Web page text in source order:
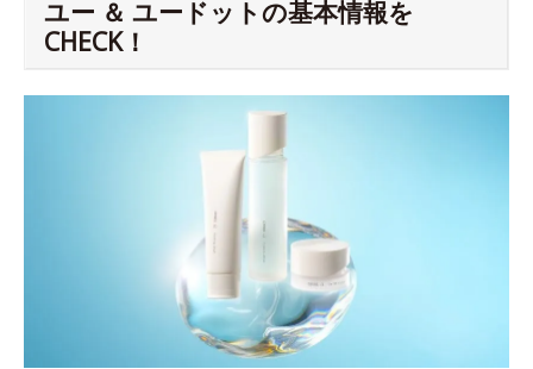
ユー ＆ ユードットの基本情報を
CHECK！